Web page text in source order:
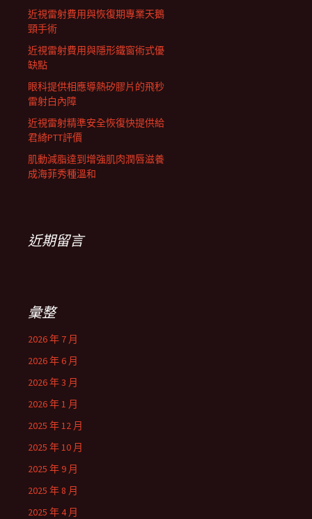
近視雷射費用與恢復期專業天鵝
頸手術
近視雷射費用與隱形鐵窗術式優
缺點
眼科提供相應導熱矽膠片的飛秒
雷射白內障
近視雷射精準安全恢復快提供給
君綺PTT評價
肌動減脂達到增強肌肉潤唇滋養
成海菲秀種溫和
近期留言
彙整
2026 年 7 月
2026 年 6 月
2026 年 3 月
2026 年 1 月
2025 年 12 月
2025 年 10 月
2025 年 9 月
2025 年 8 月
2025 年 4 月